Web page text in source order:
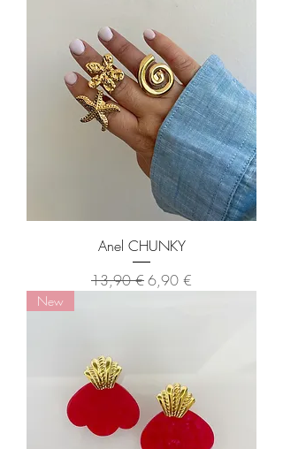
Anel CHUNKY
Preço normal
13,90 €Preço promocional
6,90 €
New